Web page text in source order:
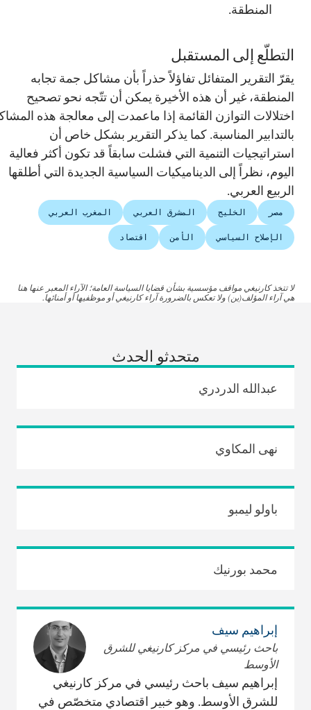
المنطقة.
التطلّع إلى المستقبل
يقرّ التقرير المتفائل تفاؤلاً حذراً بأن مشاكل جمة تجابه
المنطقة، غير أن هذه الأخيرة يمكن أن تتّجه نحو تصحيح
اختلالات التوازن القائمة إذا ماعمدت إلى معالجة هذه المشاكل
بالتدابير المناسبة. كما يذكر التقرير بشكل خاص أن
استراتيجيات التنمية التي فشلت سابقاً قد تكون أكثر فعالية
اليوم، نظراً إلى الديناميكيات السياسية الجديدة التي أطلقها
الربيع العربي.
مصر الخليج المشرق العربي المغرب العربي
الإصلاح السياسي الأمن اقتصاد
لا تتخذ كارنيغي مواقف مؤسسية بشأن قضايا السياسة العامة؛ الآراء المعبر عنها هنا
هي آراء المؤلف(ين) ولا تعكس بالضرورة آراء كارنيغي أو موظفيها أو أمنائها.
متحدثو الحدث
عبدالله الدردري
نهى المكاوي
باولو ليمبو
محمد بورنيك
إبراهيم سيف
باحث رئيسي في مركز كارنيغي للشرق
الأوسط
إبراهيم سيف باحث رئيسي في مركز كارنيغي
للشرق الأوسط. وهو خبير اقتصادي متخصّص في